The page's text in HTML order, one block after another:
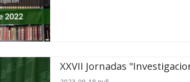
XXVII Jornadas